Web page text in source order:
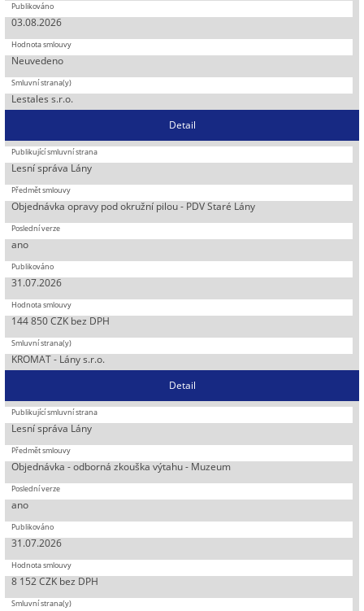
03.08.2026
Neuvedeno
Lestales s.r.o.
Detail
Lesní správa Lány
Objednávka opravy pod okružní pilou - PDV Staré Lány
ano
31.07.2026
144 850 CZK bez DPH
KROMAT - Lány s.r.o.
Detail
Lesní správa Lány
Objednávka - odborná zkouška výtahu - Muzeum
ano
31.07.2026
8 152 CZK bez DPH